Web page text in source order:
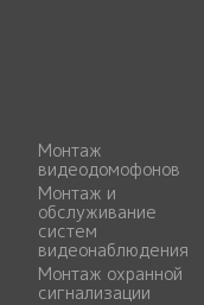
Монтаж
видеодомофонов
Монтаж и
обслуживание
систем
видеонаблюдения
Монтаж охранной
сигнализации